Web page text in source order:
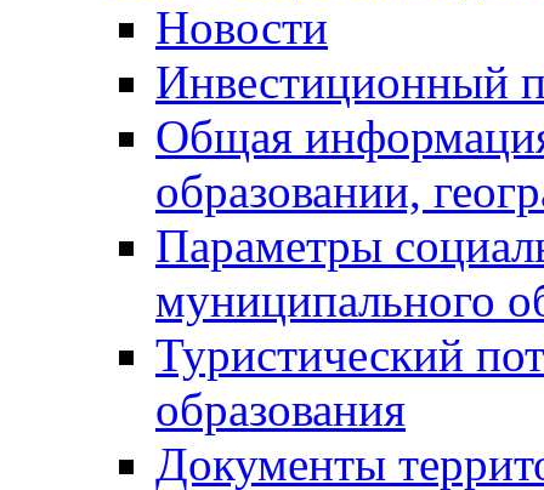
Новости
Инвестиционный
Общая
образовании,
Параметры
муниципального
Туристический
образования
Документы